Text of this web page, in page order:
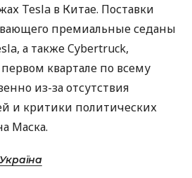
Tesla в Китае. Поставки
премиальные седаны
а также Cybertruck,
квартале по всему
из-за отсутствия
и критики политических
Маска.